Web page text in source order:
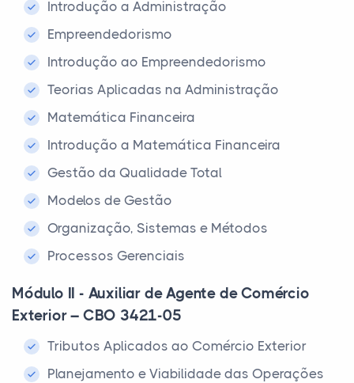
Introdução a Administração
Empreendedorismo
Introdução ao Empreendedorismo
Teorias Aplicadas na Administração
Matemática Financeira
Introdução a Matemática Financeira
Gestão da Qualidade Total
Modelos de Gestão
Organização, Sistemas e Métodos
Processos Gerenciais
Módulo II - Auxiliar de Agente de Comércio
Exterior – CBO 3421-05
Tributos Aplicados ao Comércio Exterior
Planejamento e Viabilidade das Operações